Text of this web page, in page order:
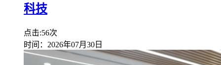
科技
点击:56次
时间：2026年07月30日